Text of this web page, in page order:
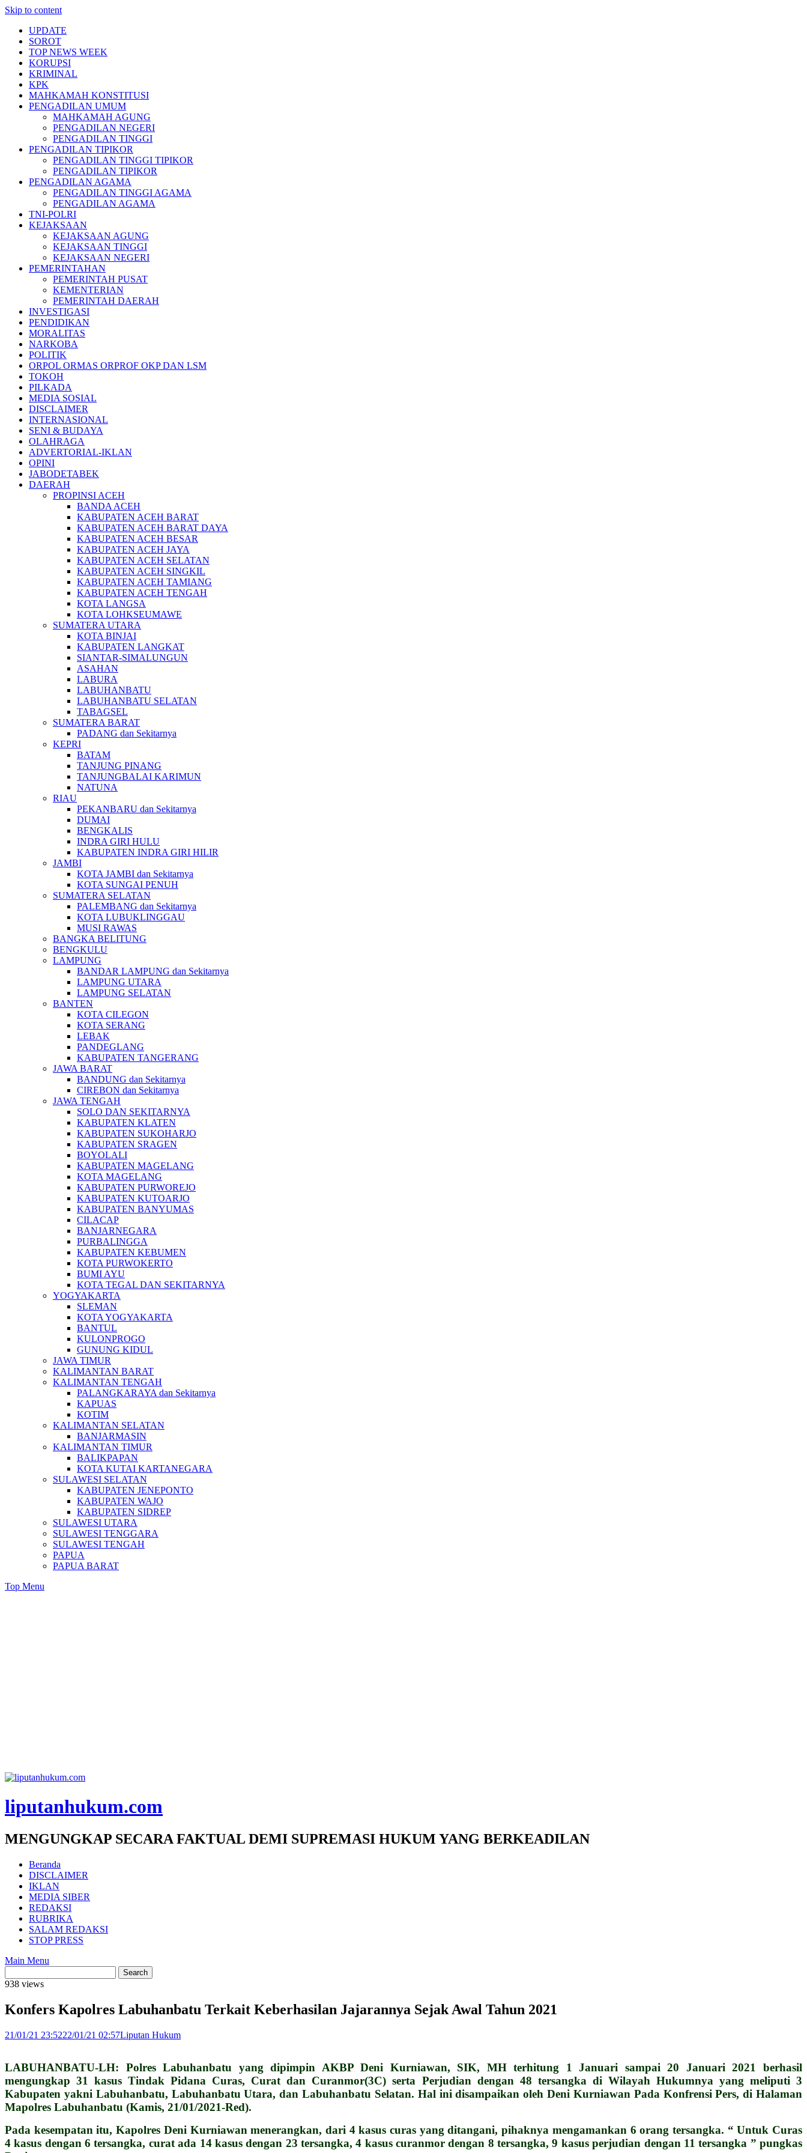
Skip to content
UPDATE
SOROT
TOP NEWS WEEK
KORUPSI
KRIMINAL
KPK
MAHKAMAH KONSTITUSI
PENGADILAN UMUM
MAHKAMAH AGUNG
PENGADILAN NEGERI
PENGADILAN TINGGI
PENGADILAN TIPIKOR
PENGADILAN TINGGI TIPIKOR
PENGADILAN TIPIKOR
PENGADILAN AGAMA
PENGADILAN TINGGI AGAMA
PENGADILAN AGAMA
TNI-POLRI
KEJAKSAAN
KEJAKSAAN AGUNG
KEJAKSAAN TINGGI
KEJAKSAAN NEGERI
PEMERINTAHAN
PEMERINTAH PUSAT
KEMENTERIAN
PEMERINTAH DAERAH
INVESTIGASI
PENDIDIKAN
MORALITAS
NARKOBA
POLITIK
ORPOL ORMAS ORPROF OKP DAN LSM
TOKOH
PILKADA
MEDIA SOSIAL
DISCLAIMER
INTERNASIONAL
SENI & BUDAYA
OLAHRAGA
ADVERTORIAL-IKLAN
OPINI
JABODETABEK
DAERAH
PROPINSI ACEH
BANDA ACEH
KABUPATEN ACEH BARAT
KABUPATEN ACEH BARAT DAYA
KABUPATEN ACEH BESAR
KABUPATEN ACEH JAYA
KABUPATEN ACEH SELATAN
KABUPATEN ACEH SINGKIL
KABUPATEN ACEH TAMIANG
KABUPATEN ACEH TENGAH
KOTA LANGSA
KOTA LOHKSEUMAWE
SUMATERA UTARA
KOTA BINJAI
KABUPATEN LANGKAT
SIANTAR-SIMALUNGUN
ASAHAN
LABURA
LABUHANBATU
LABUHANBATU SELATAN
TABAGSEL
SUMATERA BARAT
PADANG dan Sekitarnya
KEPRI
BATAM
TANJUNG PINANG
TANJUNGBALAI KARIMUN
NATUNA
RIAU
PEKANBARU dan Sekitarnya
DUMAI
BENGKALIS
INDRA GIRI HULU
KABUPATEN INDRA GIRI HILIR
JAMBI
KOTA JAMBI dan Sekitarnya
KOTA SUNGAI PENUH
SUMATERA SELATAN
PALEMBANG dan Sekitarnya
KOTA LUBUKLINGGAU
MUSI RAWAS
BANGKA BELITUNG
BENGKULU
LAMPUNG
BANDAR LAMPUNG dan Sekitarnya
LAMPUNG UTARA
LAMPUNG SELATAN
BANTEN
KOTA CILEGON
KOTA SERANG
LEBAK
PANDEGLANG
KABUPATEN TANGERANG
JAWA BARAT
BANDUNG dan Sekitarnya
CIREBON dan Sekitarnya
JAWA TENGAH
SOLO DAN SEKITARNYA
KABUPATEN KLATEN
KABUPATEN SUKOHARJO
KABUPATEN SRAGEN
BOYOLALI
KABUPATEN MAGELANG
KOTA MAGELANG
KABUPATEN PURWOREJO
KABUPATEN KUTOARJO
KABUPATEN BANYUMAS
CILACAP
BANJARNEGARA
PURBALINGGA
KABUPATEN KEBUMEN
KOTA PURWOKERTO
BUMI AYU
KOTA TEGAL DAN SEKITARNYA
YOGYAKARTA
SLEMAN
KOTA YOGYAKARTA
BANTUL
KULONPROGO
GUNUNG KIDUL
JAWA TIMUR
KALIMANTAN BARAT
KALIMANTAN TENGAH
PALANGKARAYA dan Sekitarnya
KAPUAS
KOTIM
KALIMANTAN SELATAN
BANJARMASIN
KALIMANTAN TIMUR
BALIKPAPAN
KOTA KUTAI KARTANEGARA
SULAWESI SELATAN
KABUPATEN JENEPONTO
KABUPATEN WAJO
KABUPATEN SIDREP
SULAWESI UTARA
SULAWESI TENGGARA
SULAWESI TENGAH
PAPUA
PAPUA BARAT
Top Menu
liputanhukum.com
MENGUNGKAP SECARA FAKTUAL DEMI SUPREMASI HUKUM YANG BERKEADILAN
Beranda
DISCLAIMER
IKLAN
MEDIA SIBER
REDAKSI
RUBRIKA
SALAM REDAKSI
STOP PRESS
Main Menu
938 views
Konfers Kapolres Labuhanbatu Terkait Keberhasilan Jajarannya Sejak Awal Tahun 2021
21/01/21 23:5222/01/21 02:57Liputan Hukum
LABUHANBATU-LH: Polres Labuhanbatu yang dipimpin AKBP Deni Kurniawan, SIK, MH terhitung 1 Januari sampai 20 Januari 2021 berhasil
mengungkap 31 kasus Tindak Pidana Curas, Curat dan Curanmor(3C) serta Perjudian dengan 48 tersangka di Wilayah Hukumnya yang meliputi 3
Kabupaten yakni Labuhanbatu, Labuhanbatu Utara, dan Labuhanbatu Selatan. Hal ini disampaikan oleh Deni Kurniawan Pada Konfrensi Pers, di Halaman
Mapolres Labuhanbatu (Kamis, 21/01/2021-Red).
Pada kesempatan itu, Kapolres Deni Kurniawan menerangkan, dari 4 kasus curas yang ditangani, pihaknya mengamankan 6 orang tersangka. “ Untuk Curas
4 kasus dengan 6 tersangka, curat ada 14 kasus dengan 23 tersangka, 4 kasus curanmor dengan 8 tersangka, 9 kasus perjudian dengan 11 tersangka ” pungkas